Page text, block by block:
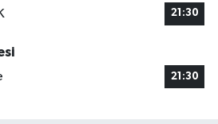
21:30
21:30